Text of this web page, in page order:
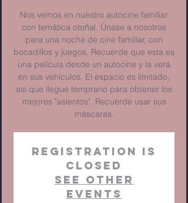
Nos vemos en nuestro autocine familiar
con temática otoñal. Únase a nosotros
para una noche de cine familiar, con
bocadillos y juegos. Recuerde que esta es
una película desde un autocine y la verá
en sus vehículos. El espacio es limitado,
así que llegue temprano para obtener los
mejores "asientos". Recuerde usar sus
máscaras.
Registration is
closed
See other
events